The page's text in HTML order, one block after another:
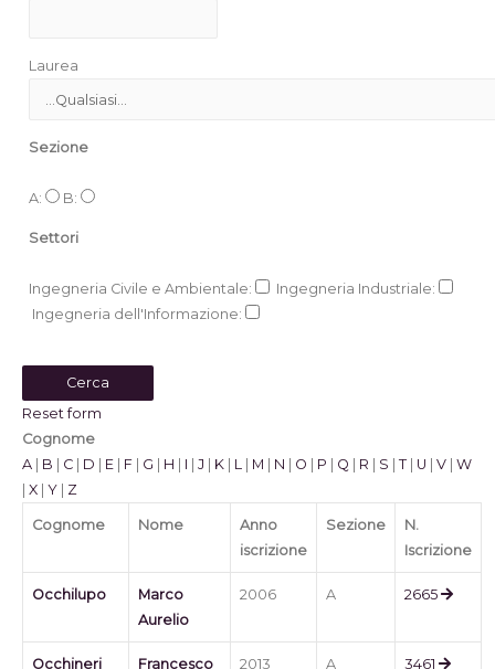
Laurea
Sezione
A: B:
Settori
Ingegneria Civile e Ambientale:
Ingegneria Industriale:
Ingegneria dell'Informazione:
Reset form
Cognome
A
B C D E F G H I J K L M N O P Q R S T U V W
X Y Z
Cognome Nome
Anno
iscrizione
Sezione
N.
Iscrizione
Occhilupo
Marco
Aurelio
2006 A 2665
Occhineri Francesco 2013 A 3461